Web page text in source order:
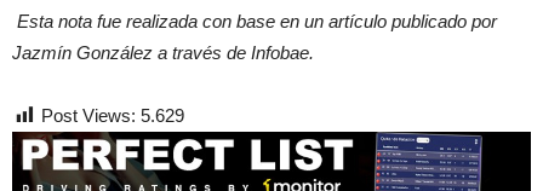
Esta nota fue realizada con base en un artículo publicado por
Jazmín González a través de Infobae.
Post Views: 5.629